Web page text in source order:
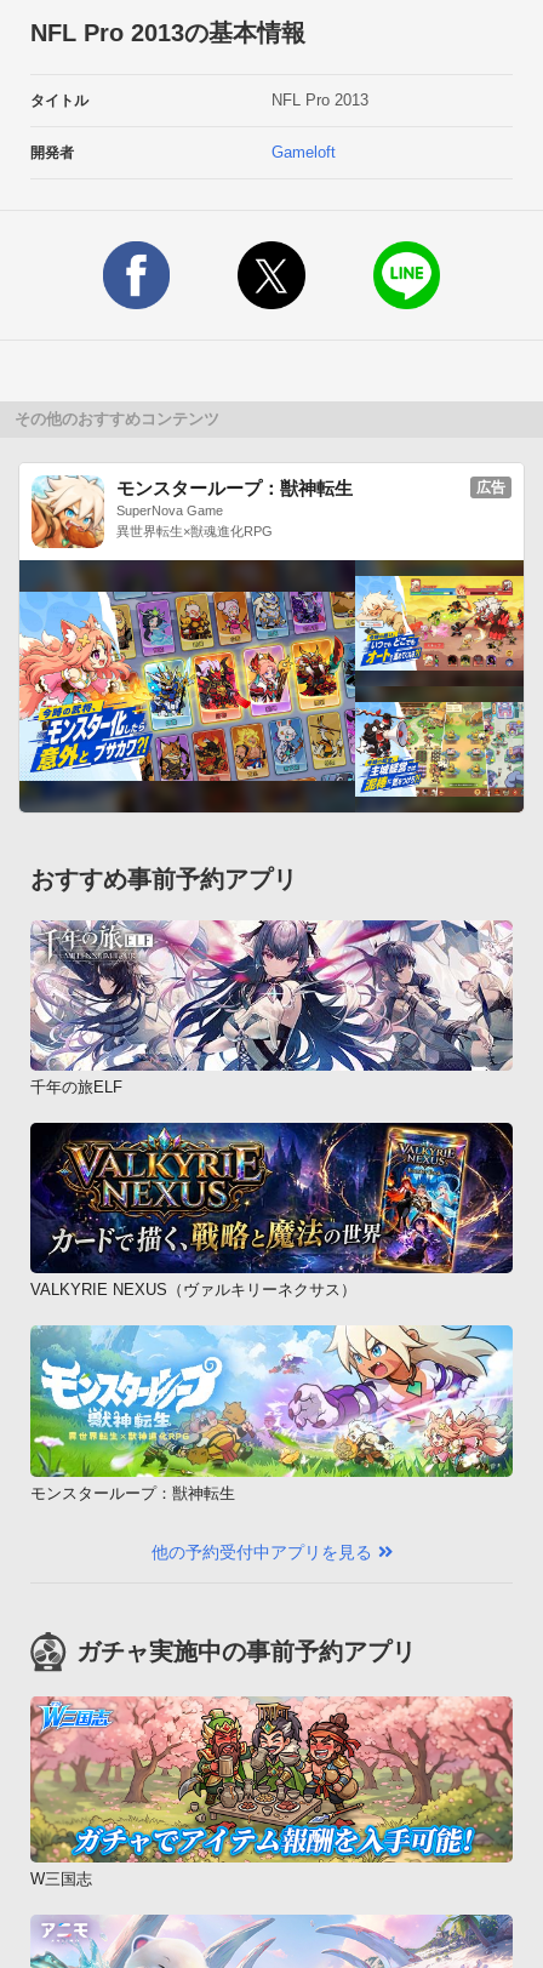
し、得意の戦術を練習してチームを勝利に導こう！みんなの愛
するアメフトがここに！
などが、刷新された美麗グラフィックと融合し、ファン納得の
Facebook公式ファンページ：
http://www.facebook.com/Gameloft
NFL Pro 2013の基本情報
タイトル NFL Pro 2013
開発者 Gameloft
その他のおすすめコンテンツ
モンスターループ：獣神転生
SuperNova Game
異世界転生×獣魂進化RPG
広告
おすすめ事前予約アプリ
千年の旅ELF
VALKYRIE NEXUS（ヴァルキリーネクサス）
モンスターループ：獣神転生
他の予約受付中アプリを見る
ガチャ実施中の事前予約アプリ
W三国志